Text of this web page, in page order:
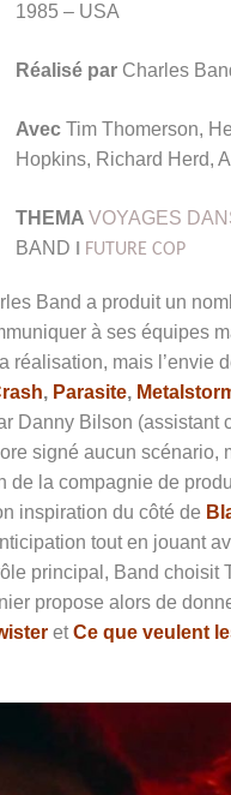
1985 – USA
Réalisé par Charles
Avec Tim Thomerson,
Hopkins, Richard Herd,
THEMA VOYAGES
BAND
FUTURE COP
Band a produit un
à ses équipes
réalisation, mais l’envie
, Parasite,
Danny Bilson (assistant
signé aucun
de la compagnie de
inspiration du côté de
tout en jouant
principal, Band choisit
propose alors de
etCe que veulent